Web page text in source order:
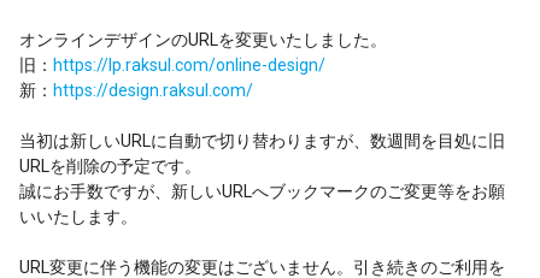
オンラインデザインのURLを変更いたしました。
旧： https://lp.raksul.com/online-design/
新： https://design.raksul.com/
当初は新しいURLに自動で切り替わりますが、数週間を目処に旧
URLを削除の予定です。
誠にお手数ですが、新しいURLへブックマークのご変更等をお願
いいたします。
URL変更に伴う機能の変更はございません。引き続きのご利用を